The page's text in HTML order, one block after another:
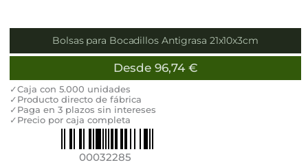
Bolsas para Bocadillos Antigrasa 21x10x3cm
Desde 96,74 €
✓Caja con 5.000 unidades
✓Producto directo de fábrica
✓Paga en 3 plazos sin intereses
✓Precio por caja completa
00032285